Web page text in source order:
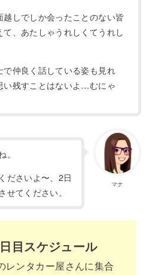
越しでしか会ったことのない皆
て、あたしゃうれしくてうれし
で仲良く話している姿も見れ
い残すことはないよ…むにゃ
マナ
ださいよ〜、2日
せてください。
目スケジュール
ンタカー屋さんに集合